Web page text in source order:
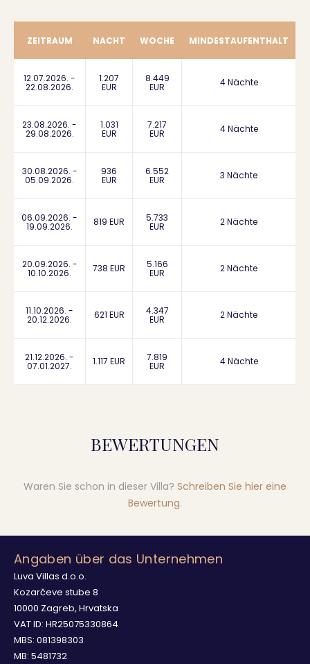
ZEITRAUM NACHT WOCHE MINDESTAUFENTHALT
12.07.2026. -
22.08.2026.
1.207
EUR
8.449
EUR 4 Nächte
23.08.2026. -
29.08.2026.
1.031
EUR
7.217
EUR 4 Nächte
30.08.2026. -
05.09.2026.
936
EUR
6.552
EUR 3 Nächte
06.09.2026. -
19.09.2026. 819 EUR 5.733
EUR 2 Nächte
20.09.2026. -
10.10.2026. 738 EUR 5.166
EUR 2 Nächte
11.10.2026. -
20.12.2026. 621 EUR 4.347
EUR 2 Nächte
21.12.2026. -
07.01.2027. 1.117 EUR 7.819
EUR 4 Nächte
BEWERTUNGEN
Waren Sie schon in dieser Villa? Schreiben Sie hier eine
Bewertung.
Angaben über das Unternehmen
Luva Villas d.o.o.
Kozarčeve stube 8
10000 Zagreb, Hrvatska
VAT ID: HR25075330864
MBS: 081398303
MB: 5481732